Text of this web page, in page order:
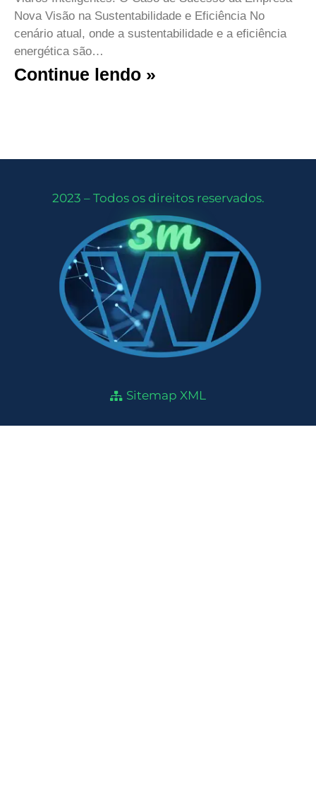
Nova Visão na Sustentabilidade e Eficiência No
cenário atual, onde a sustentabilidade e a eficiência
energética são…
Continue lendo »
2023 – Todos os direitos reservados.
Sitemap XML